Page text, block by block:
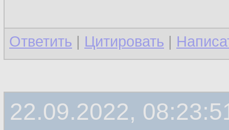
Ответить | Цитировать |
22.09.2022,